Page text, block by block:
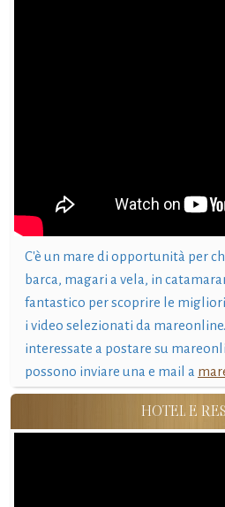
C'è un mare di opportunità per
barca, magari a vela, in
fantastico per scoprire le
i video selezionati da
interessate a postare su
possono inviare una e mail a
HOTEL E